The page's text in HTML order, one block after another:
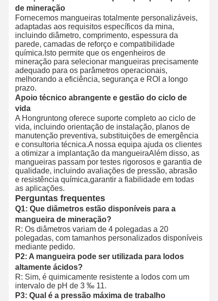
de mineração
Fornecemos mangueiras totalmente personalizáveis,
adaptadas aos requisitos específicos da mina,
incluindo diâmetro, comprimento, espessura da
parede, camadas de reforço e compatibilidade
química.Isto permite que os engenheiros de
mineração para selecionar mangueiras precisamente
adequado para os parâmetros operacionais,
melhorando a eficiência, segurança e ROI a longo
prazo.
Apoio técnico abrangente e gestão do ciclo de
vida
A Hongruntong oferece suporte completo ao ciclo de
vida, incluindo orientação de instalação, planos de
manutenção preventiva, substituições de emergência
e consultoria técnica.A nossa equipa ajuda os clientes
a otimizar a implantação da mangueiraAlém disso, as
mangueiras passam por testes rigorosos e garantia de
qualidade, incluindo avaliações de pressão, abrasão
e resistência química,garantir a fiabilidade em todas
as aplicações.
Perguntas frequentes
Q1: Que diâmetros estão disponíveis para a
mangueira de mineração?
R: Os diâmetros variam de 4 polegadas a 20
polegadas, com tamanhos personalizados disponíveis
mediante pedido.
P2: A mangueira pode ser utilizada para lodos
altamente ácidos?
R: Sim, é quimicamente resistente a lodos com um
intervalo de pH de 3 ‰ 11.
P3: Qual é a pressão máxima de trabalho